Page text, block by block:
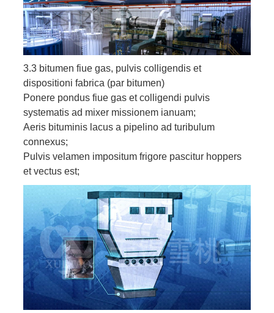
3.3 bitumen fiue gas, pulvis colligendis et
dispositioni fabrica (par bitumen)
Ponere pondus fiue gas et colligendi pulvis
systematis ad mixer missionem ianuam;
Aeris bituminis lacus a pipelino ad turibulum
connexus;
Pulvis velamen impositum frigore pascitur hoppers
et vectus est;